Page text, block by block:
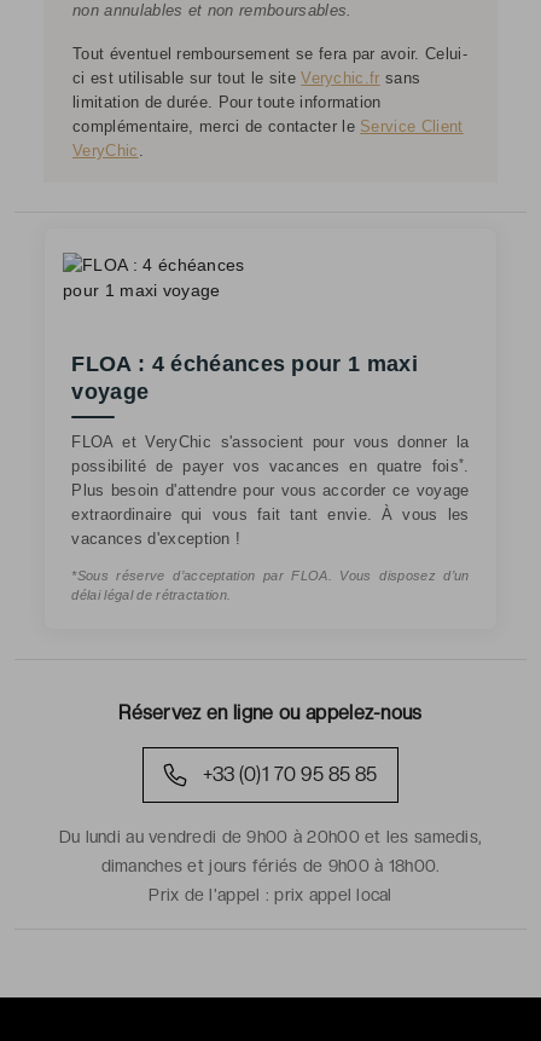
Réservez en ligne ou appelez-nous
+33 (0)1 70 95 85 85
Du lundi au vendredi de 9h00 à 20h00 et les samedis,
dimanches et jours fériés de 9h00 à 18h00.
Prix de l'appel :prix appel local
non annulables et non remboursables.
Tout éventuel remboursement se fera par avoir. Celui-
ci est utilisable sur tout le siteVerychic.fr sans
limitation de durée. Pour toute information
complémentaire, merci de contacter le Service Client
VeryChic .
FLOA : 4 échéances pour 1 maxi
voyage
FLOA et VeryChic s'associent pour vous donner la
possibilité de payer vos vacances en quatre fois*.
Plus besoin d'attendre pour vous accorder ce voyage
extraordinaire qui vous fait tant envie. À vous les
vacances d'exception !
*Sous réserve d’acceptation par FLOA. Vous disposez d’un
délai légal de rétractation.